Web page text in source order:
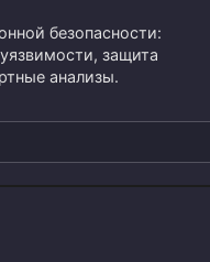
безопасности:
защита
анализы.